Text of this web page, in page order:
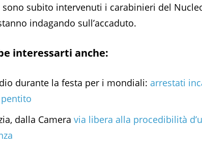
sono subito intervenuti i carabinieri del
indagando sull’accaduto.
interessarti anche:
durante la festa per i mondiali: arrestati
dalla Camera via libera alla procedibilità